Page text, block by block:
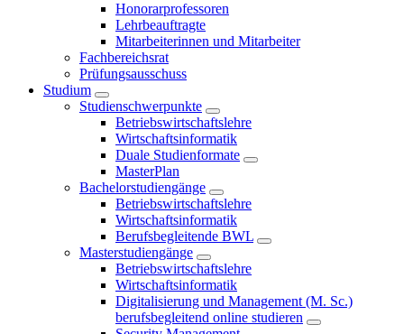
Honorarprofessoren
Lehrbeauftragte
Mitarbeiterinnen und Mitarbeiter
Fachbereichsrat
Prüfungsausschuss
Studium
Studienschwerpunkte
Betriebswirtschaftslehre
Wirtschaftsinformatik
Duale Studienformate
MasterPlan
Bachelorstudiengänge
Betriebswirtschaftslehre
Wirtschaftsinformatik
Berufsbegleitende BWL
Masterstudiengänge
Betriebswirtschaftslehre
Wirtschaftsinformatik
Digitalisierung und Management (M. Sc.)
berufsbegleitend online studieren